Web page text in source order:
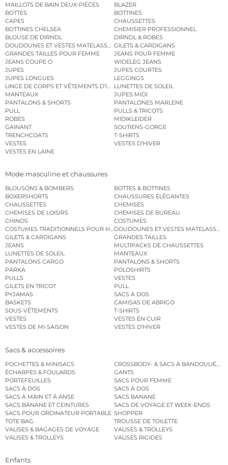
MAILLOTS DE BAIN DEUX-PIÈCES
BLAZER
BOTTES
BOTTINES
CAPES
CHAUSSETTES
BOTTINES CHELSEA
CHEMISIER PROFESSIONNEL
BLOUSE DE DIRNDL
DIRNDL & ROBES
DOUDOUNES ET VESTES MATELASSÉESGILETS & CARDIGANS
GRANDES TAILLES POUR FEMME
JEANS POUR FEMME
JEANS COUPE O
WIDELEG JEANS
JUPES
JUPES COURTES
JUPES LONGUES
LEGGINGS
LINGE DE CORPS ET VÊTEMENTS D’INTÉRIEURLUNETTES DE SOLEIL
MANTEAUX
JUPES MIDI
PANTALONS & SHORTS
PANTALONES MARLENE
PULL
PULLS & TRICOTS
ROBES
MIDIKLEIDER
GAINANT
SOUTIENS-GORGE
TRENCHCOATS
T-SHIRTS
VESTES
VESTES D’HIVER
VESTES EN LAINE
Mode masculine et chaussures
BLOUSONS & BOMBERS
BOTTES & BOTTINES
BOXERSHORTS
CHAUSSURES ÉLÉGANTES
CHAUSSETTES
CHEMISES
CHEMISES DE LOISIRS
CHEMISES DE BUREAU
CHINOS
COSTUMES
COSTUMES TRADITIONNELS POUR HOMMEDOUDOUNES ET VESTES MATELASSÉES
GILETS & CARDIGANS
GRANDES TAILLES
JEANS
MULTIPACKS DE CHAUSSETTES
LUNETTES DE SOLEIL
MANTEAUX
PANTALONS CARGO
PANTALONS & SHORTS
PARKA
POLOSHIRTS
PULLS
VESTES
GILETS EN TRICOT
PULL
PYJAMAS
SACS À DOS
BASKETS
CAMISAS DE ABRIGO
SOUS-VÊTEMENTS
T-SHIRTS
VESTES
VESTES EN CUIR
VESTES DE MI-SAISON
VESTES D’HIVER
Sacs & accessoires
POCHETTES & MINISACS
CROSSBODY- & SACS À BANDOULIÈRE
ÉCHARPES & FOULARDS
GANTS
PORTEFEUILLES
SACS POUR FEMME
SACS À DOS
SACS À DOS
SACS À MAIN ET À ANSE
SACS BANANE
SACS BANANE ET CEINTURES
SACS DE VOYAGE ET WEEK-ENDS
SACS POUR ORDINATEUR PORTABLE SHOPPER
TOTE BAG
TROUSSE DE TOILETTE
VALISES & BAGAGES DE VOYAGE
VALISES & TROLLEYS
VALISES & TROLLEYS
VALISES RIGIDES
Enfants